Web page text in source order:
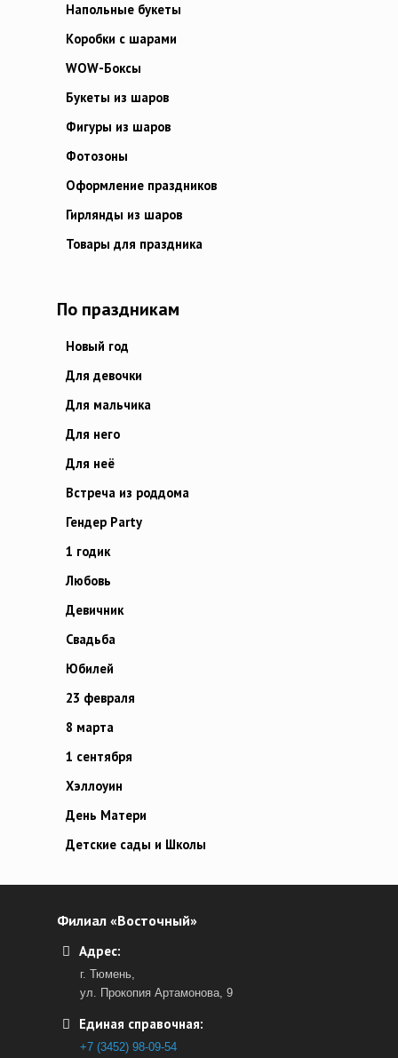
Напольные букеты
Коробки с шарами
WOW-Боксы
Букеты из шаров
Фигуры из шаров
Фотозоны
Оформление праздников
Гирлянды из шаров
Товары для праздника
По праздникам
Новый год
Для девочки
Для мальчика
Для него
Для неё
Встреча из роддома
Гендер Party
1 годик
Любовь
Девичник
Свадьба
Юбилей
23 февраля
8 марта
1 сентября
Хэллоуин
День Матери
Детские сады и Школы
Филиал «Восточный»
Адрес:
г. Тюмень,
ул. Прокопия Артамонова, 9
Единая справочная:
+7 (3452) 98-09-54